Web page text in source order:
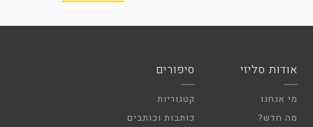
אודות סליזי
מי אנחנו
מה חדש?
סיפורים
קטגוריות
כותבות וכותבים